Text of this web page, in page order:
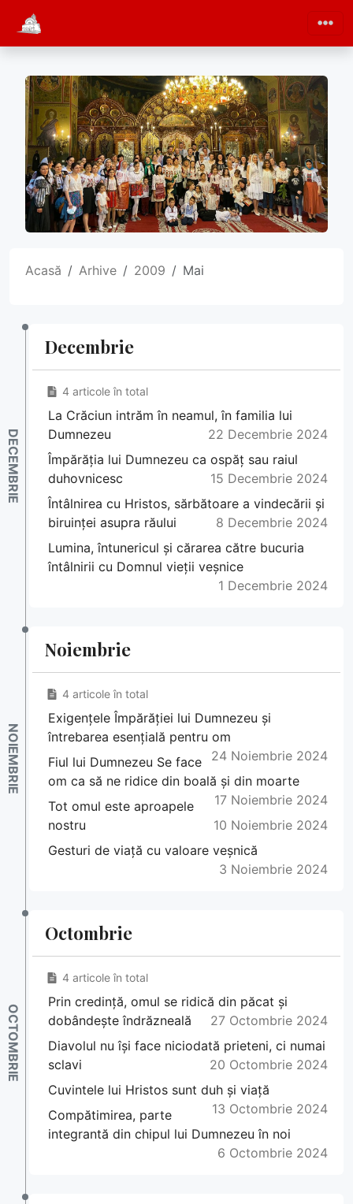
Acasă Arhive 2009 Mai
Decembrie
4 articole în total
La Crăciun intrăm în neamul, în familia lui
Dumnezeu
22 Decembrie 2024
Împărăția lui Dumnezeu ca ospăț sau raiul
duhovnicesc
15 Decembrie 2024
Întâlnirea cu Hristos, sărbătoare a vindecării și
biruinței asupra răului
8 Decembrie 2024
Lumina, întunericul și cărarea către bucuria
întâlnirii cu Domnul vieții veșnice
1 Decembrie 2024
Noiembrie
4 articole în total
Exigențele Împărăției lui Dumnezeu și
întrebarea esențială pentru om
24 Noiembrie 2024
Fiul lui Dumnezeu Se face
om ca să ne ridice din boală și din moarte
17 Noiembrie 2024
Tot omul este aproapele
nostru
10 Noiembrie 2024
Gesturi de viață cu valoare veșnică
3 Noiembrie 2024
Octombrie
4 articole în total
Prin credință, omul se ridică din păcat și
dobândește îndrăzneală
27 Octombrie 2024
Diavolul nu își face niciodată prieteni, ci numai
sclavi
20 Octombrie 2024
Cuvintele lui Hristos sunt duh și viață
13 Octombrie 2024
Compătimirea, parte
integrantă din chipul lui Dumnezeu în noi
6 Octombrie 2024